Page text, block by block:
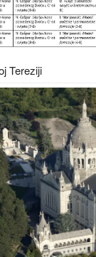
Tereziji